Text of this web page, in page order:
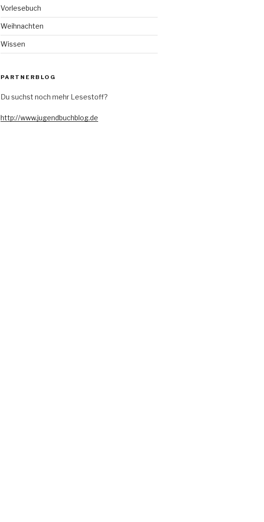
Vorlesebuch
Weihnachten
Wissen
PARTNERBLOG
Du suchst noch mehr Lesestoff?
http://www.jugendbuchblog.de